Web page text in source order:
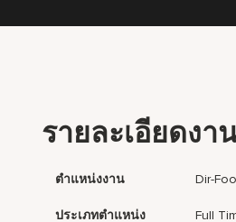
รายละเอียดงา
ตำแหน่งงาน Dir-
ประเภทตำแหน่ง Full